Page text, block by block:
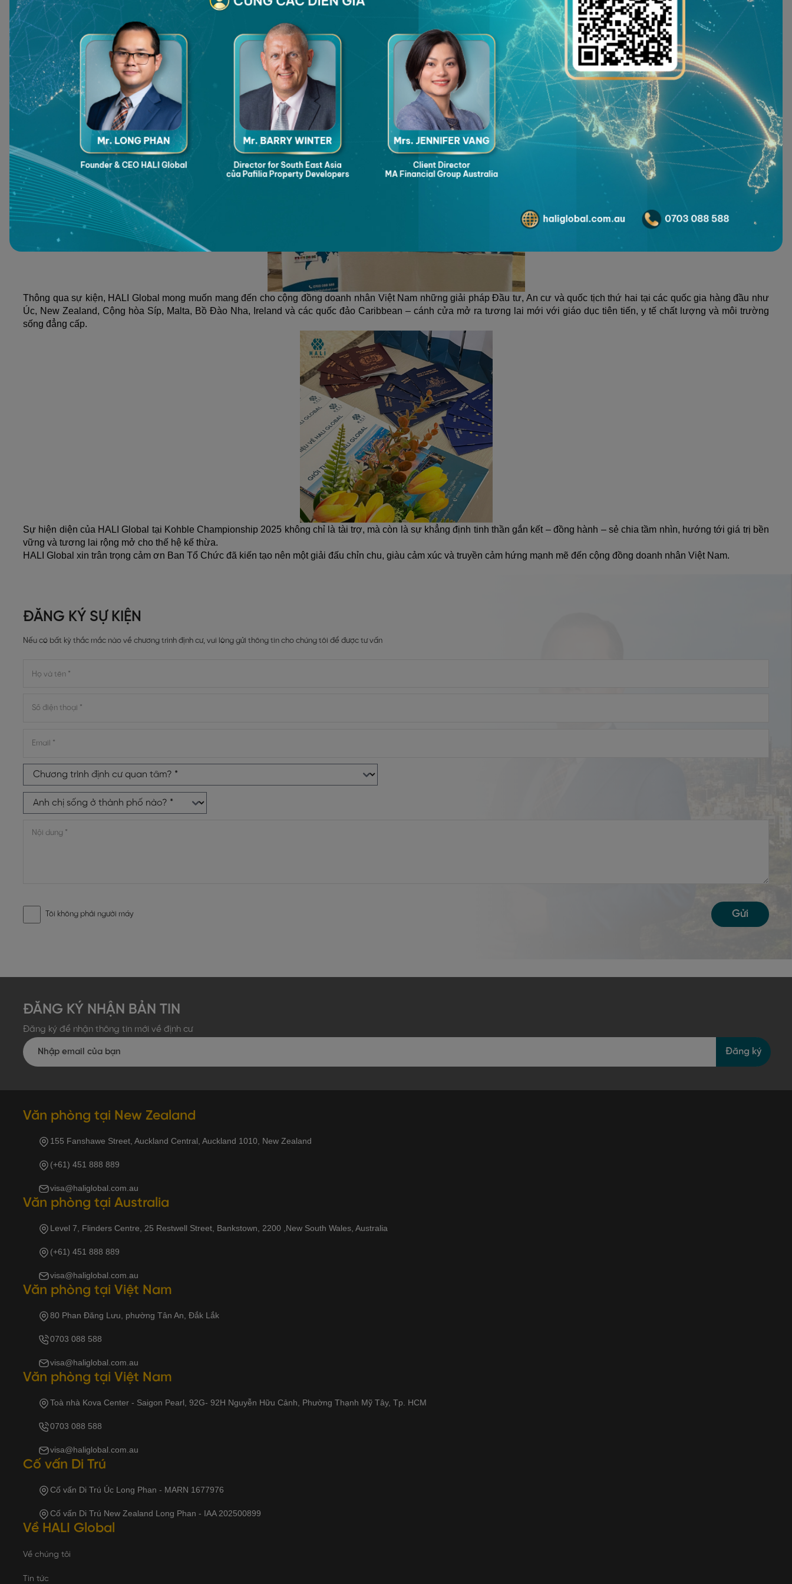
Trong hành trình đó, HALI Global - đơn vị tư vấn giải pháp An Cư & Đầu Tư Toàn Cầu hàng đầu đến từ Australia – vinh dự đồng hành với vai trò Đơn vị Đồng Tài Trợ. Chúng tôi
tin rằng, cũng như golfer bản lĩnh trên sân cỏ, doanh nhân tiên phong luôn kiên định chinh phục thử thách, nhạy bén nắm bắt cơ hội và vươn xa hội nhập quốc tế.
Thông qua sự kiện, HALI Global mong muốn mang đến cho cộng đồng doanh nhân Việt Nam những giải pháp Đầu tư, An cư và quốc tịch thứ hai tại các quốc gia hàng đầu như
Úc, New Zealand, Cộng hòa Síp, Malta, Bồ Đào Nha, Ireland và các quốc đảo Caribbean – cánh cửa mở ra tương lai mới với giáo dục tiên tiến, y tế chất lượng và môi trường
sống đẳng cấp.
Sự hiện diện của HALI Global tại Kohble Championship 2025 không chỉ là tài trợ, mà còn là sự khẳng định tinh thần gắn kết – đồng hành – sẻ chia tầm nhìn, hướng tới giá trị bền
vững và tương lai rộng mở cho thế hệ kế thừa.
HALI Global xin trân trọng cảm ơn Ban Tổ Chức đã kiến tạo nên một giải đấu chỉn chu, giàu cảm xúc và truyền cảm hứng mạnh mẽ đến cộng đồng doanh nhân Việt Nam.
ĐĂNG KÝ SỰ KIỆN
Nếu có bất kỳ thắc mắc nào về chương trình định cư, vui lòng gửi thông tin cho chúng tôi để được tư vấn
Tôi không phải người máy Gửi
ĐĂNG KÝ NHẬN BẢN TIN
Đăng ký để nhận thông tin mới về định cư
Đăng ký
Văn phòng tại New Zealand
155 Fanshawe Street, Auckland Central, Auckland 1010, New Zealand
(+61) 451 888 889
visa@haliglobal.com.au
Văn phòng tại Australia
Level 7, Flinders Centre, 25 Restwell Street, Bankstown, 2200 ,New South Wales, Australia
(+61) 451 888 889
visa@haliglobal.com.au
Văn phòng tại Việt Nam
80 Phan Đăng Lưu, phường Tân An, Đắk Lắk
0703 088 588
visa@haliglobal.com.au
Văn phòng tại Việt Nam
Toà nhà Kova Center - Saigon Pearl, 92G- 92H Nguyễn Hữu Cảnh, Phường Thạnh Mỹ Tây, Tp. HCM
0703 088 588
visa@haliglobal.com.au
Cố vấn Di Trú
Cố vấn Di Trú Úc Long Phan - MARN 1677976
Cố vấn Di Trú New Zealand Long Phan - IAA 202500899
Về HALI Global
Về chúng tôi
Tin tức